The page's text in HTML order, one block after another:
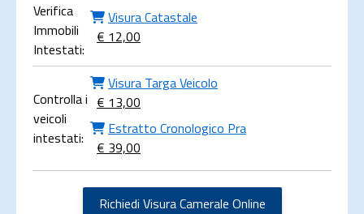
Verifica
Immobili
Intestati:
Visura Catastale
€ 12,00
Controlla i
veicoli
intestati:
Visura Targa Veicolo
€ 13,00
Estratto Cronologico Pra
€ 39,00
Richiedi Visura Camerale Online